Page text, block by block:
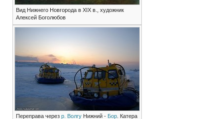
Вид Нижнего Новгорода в XIX в., художник
Алексей Боголюбов
Переправа через р. ВолгуНижний - Бор. Катера